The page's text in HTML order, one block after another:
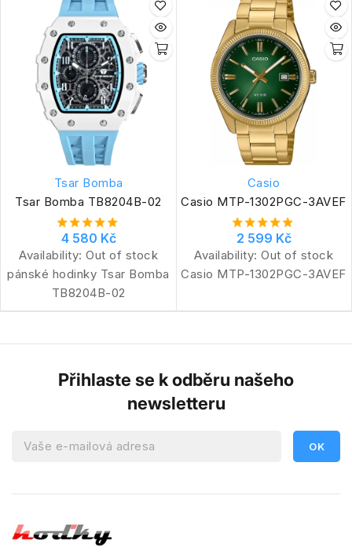
Tsar Bomba
Tsar Bomba TB8204B-02
4 580 Kč
Availability: Out of stock
pánské hodinky Tsar Bomba
TB8204B-02
Casio
Casio MTP-1302PGC-3AVEF
2 599 Kč
Availability: Out of stock
Casio MTP-1302PGC-3AVEF
Přihlaste se k odběru našeho
newsletteru